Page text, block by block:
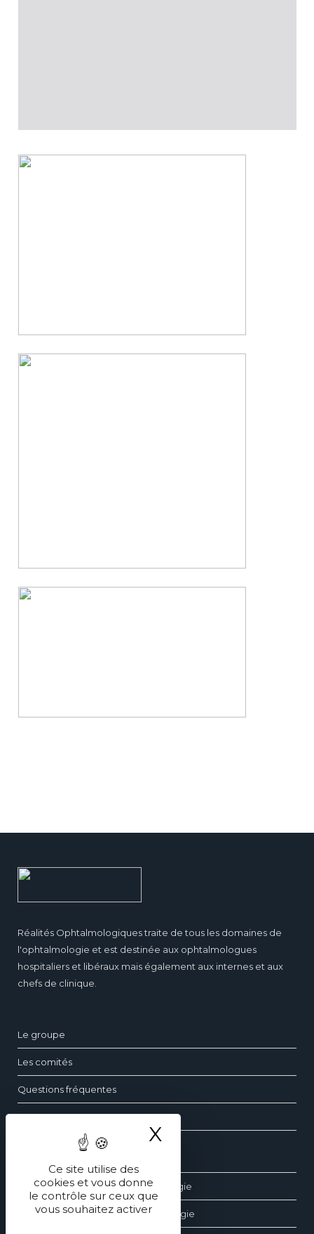
Ce site utilise des
cookies et vous donne
le contrôle sur ceux que
vous souhaitez activer
X Masquer le
Réalités Ophtalmologiques traite de tous les domaines de
l'ophtalmologie et est destinée aux ophtalmologues
hospitaliers et libéraux mais également aux internes et aux
chefs de clinique.
Le groupe
Les comités
Questions fréquentes
Contact
Les revues générales d’ophtalmologie
Les éditions spéciales d’ophtalmologie